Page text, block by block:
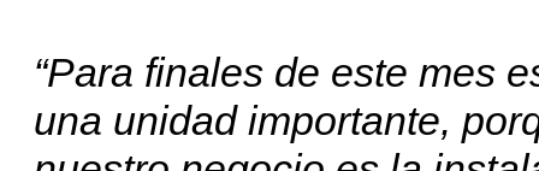
“Para finales de este mes
una unidad importante,